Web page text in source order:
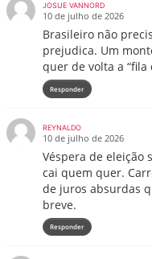
JOSUE VANNORD
10 de julho de 2026
Brasileiro não
prejudica. Um
quer de volta a “fila
Responder
REYNALDO
10 de julho de 2026
Véspera de eleição
cai quem quer.
de juros absurdas
breve.
Responder